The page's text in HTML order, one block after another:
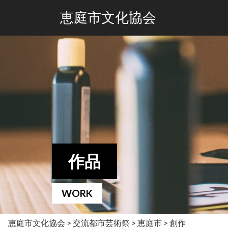
恵庭市文化協会
作品
WORK
恵庭市文化協会 > 交流都市芸術祭 > 恵庭市 > 創作